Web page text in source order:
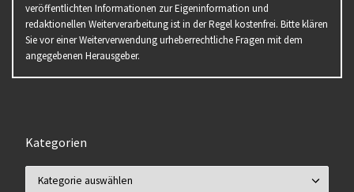
veröffentlichten Informationen zur Eigeninformation und
redaktionellen Weiterverarbeitung ist in der Regel kostenfrei. Bitte klären
Sie vor einer Weiterverwendung urheberrechtliche Fragen mit dem
angegebenen Herausgeber.
Kategorien